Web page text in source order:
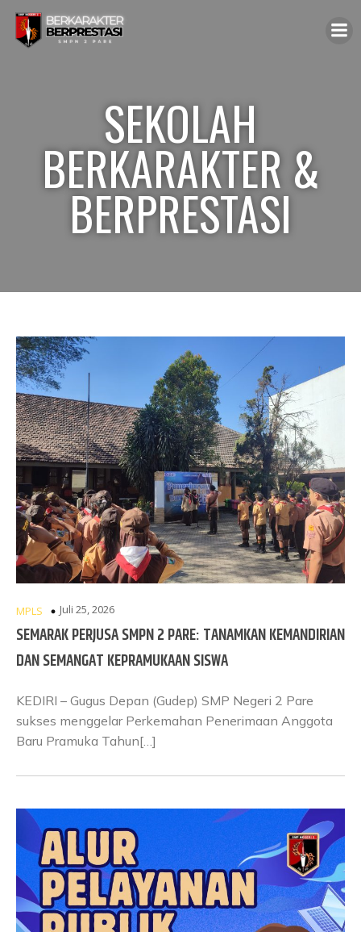
SEKOLAH
BERKARAKTER &
BERPRESTASI
MPLS Juli 25, 2026
SEMARAK PERJUSA SMPN 2 PARE: TANAMKAN KEMANDIRIAN
DAN SEMANGAT KEPRAMUKAAN SISWA
KEDIRI – Gugus Depan (Gudep) SMP Negeri 2 Pare
sukses menggelar Perkemahan Penerimaan Anggota
Baru Pramuka Tahun[…]